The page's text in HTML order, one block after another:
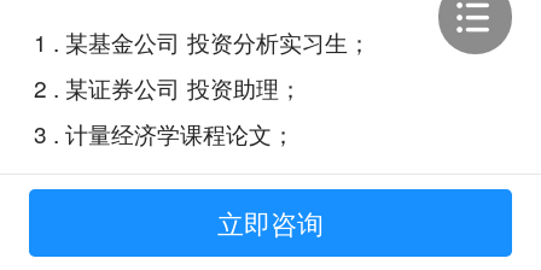
1 . 某基金公司 投资分析实习生；
2 . 某证券公司 投资助理；
3 . 计量经济学课程论文；
Offer展示
立即咨询